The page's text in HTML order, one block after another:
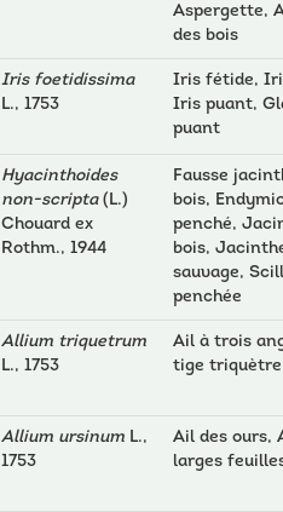
Aspergette,
des bois
Iris foetidissima
L., 1753
Iris fétide,
Iris puant,
puant
Hyacinthoides
non-scripta(L.)
Chouard ex
Rothm., 1944
Fausse
bois,
penché,
bois,
sauvage,
penchée
Allium triquetrum
L., 1753
Ail à trois
tige triquètre
Allium ursinum L.,
1753
Ail des ours,
larges